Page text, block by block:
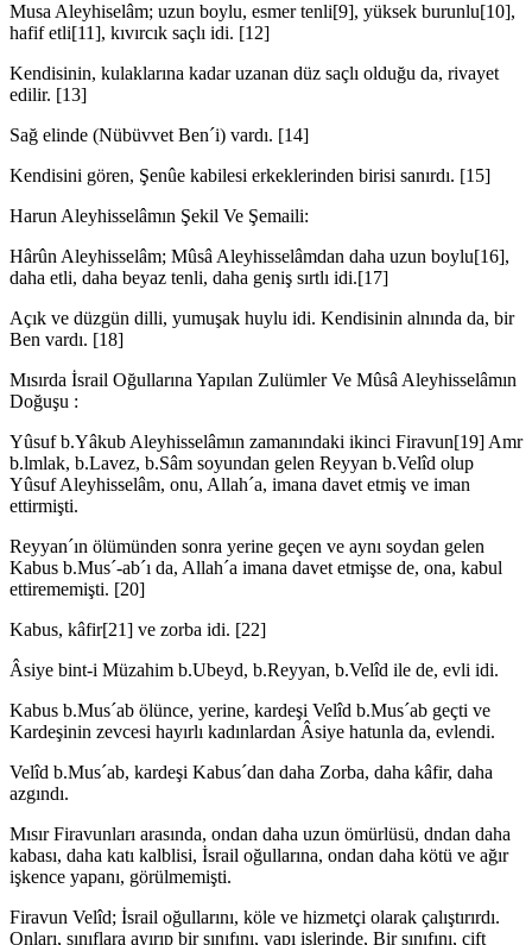
Musa Aleyhiselâm; uzun boylu, esmer tenli[9], yüksek burunlu[10],
hafif etli[11], kıvırcık saçlı idi. [12]
Kendisinin, kulaklarına kadar uzanan düz saçlı olduğu da, rivayet
edilir. [13]
Sağ elinde (Nübüvvet Ben´i) vardı. [14]
Kendisini gören, Şenûe kabilesi erkeklerinden birisi sanırdı. [15]
Harun Aleyhisselâmın Şekil Ve Şemaili:
Hârûn Aleyhisselâm; Mûsâ Aleyhisselâmdan daha uzun boylu[16],
daha etli, da­ha beyaz tenli, daha geniş sırtlı idi.[17]
Açık ve düzgün dilli, yumuşak huylu idi. Kendisinin alnında da, bir
Ben vardı. [18]
Mısırda İsrail Oğullarına Yapılan Zulümler Ve Mûsâ Aleyhisselâmın
Doğuşu :
Yûsuf b.Yâkub Aleyhisselâmın zamanındaki ikinci Firavun[19] Amr
b.lmlak, b.Lavez, b.Sâm soyundan gelen Reyyan b.Velîd olup
Yûsuf Aleyhisselâm, onu, Allah´a, imana davet etmiş ve iman
ettirmişti.
Reyyan´ın ölümünden sonra yerine geçen ve aynı soydan gelen
Kabus b.Mus´-ab´ı da, Allah´a imana davet etmişse de, ona, kabul
ettirememişti. [20]
Kabus, kâfir[21] ve zorba idi. [22]
Âsiye bint-i Müzahim b.Ubeyd, b.Reyyan, b.Velîd ile de, evli idi.
Kabus b.Mus´ab ölünce, yerine, kardeşi Velîd b.Mus´ab geçti ve
Kardeşinin zevcesi hayırlı kadınlardan Âsiye hatunla da, evlendi.
Velîd b.Mus´ab, kardeşi Kabus´dan daha Zorba, daha kâfir, daha
azgındı.
Mısır Firavunları arasında, ondan daha uzun ömürlüsü, dndan daha
kabası, daha katı kalblisi, İsrail oğullarına, ondan daha kötü ve ağır
işkence yapanı, gö­rülmemişti.
Firavun Velîd; İsrail oğullarını, köle ve hizmetçi olarak çalıştırırdı.
Onları, sınıflara ayırıp bir sınıfını, yapı işlerinde, Bir sınıfını, çift